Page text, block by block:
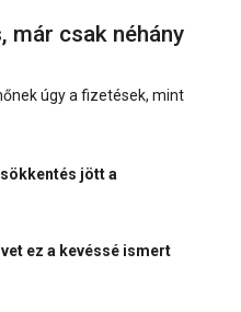
már csak néhány
úgy a fizetések, mint
jött a
ez a kevéssé ismert